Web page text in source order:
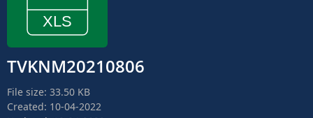
TVKNM20210806
File size: 33.50 KB
Created: 10-04-2022